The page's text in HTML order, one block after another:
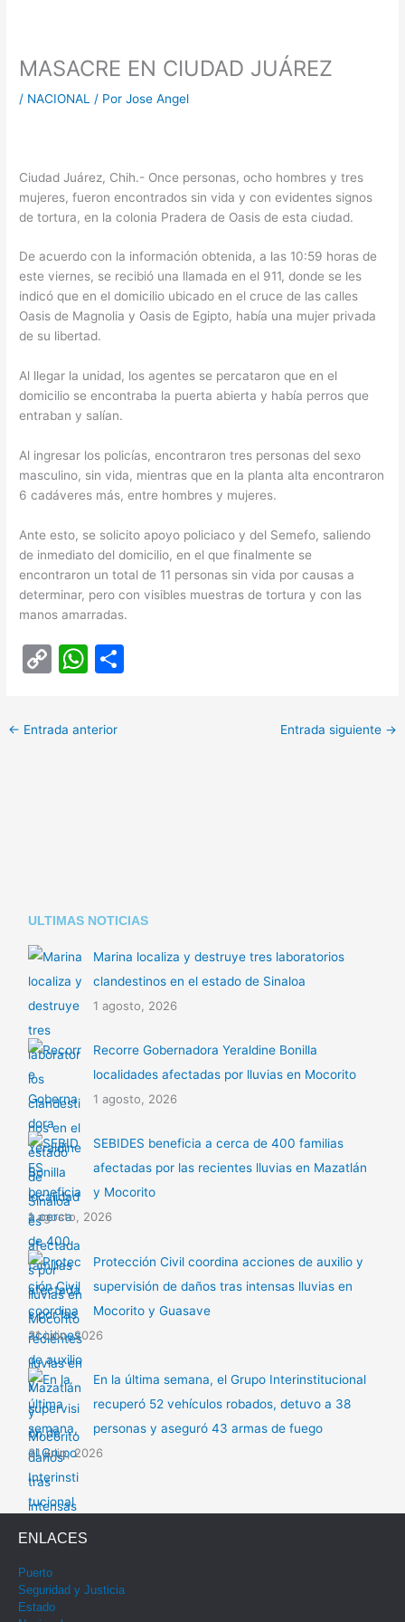
MASACRE EN CIUDAD JUÁREZ
/ NACIONAL / PorJose Angel
Ciudad Juárez, Chih.- Once personas, ocho hombres y tres
mujeres, fueron encontrados sin vida y con evidentes signos
de tortura, en la colonia Pradera de Oasis de esta ciudad.
De acuerdo con la información obtenida, a las 10:59 horas de
este viernes, se recibió una llamada en el 911, donde se les
indicó que en el domicilio ubicado en el cruce de las calles
Oasis de Magnolia y Oasis de Egipto, había una mujer privada
de su libertad.
Al llegar la unidad, los agentes se percataron que en el
domicilio se encontraba la puerta abierta y había perros que
entraban y salían.
Al ingresar los policías, encontraron tres personas del sexo
masculino, sin vida, mientras que en la planta alta encontraron
6 cadáveres más, entre hombres y mujeres.
Ante esto, se solicito apoyo policiaco y del Semefo, saliendo
de inmediato del domicilio, en el que finalmente se
encontraron un total de 11 personas sin vida por causas a
determinar, pero con visibles muestras de tortura y con las
manos amarradas.
C
p
y
W
at
s
← Entrada anterior Entrada siguiente →
ULTIMAS NOTICIAS
Marina localiza y destruye tres laboratorios
clandestinos en el estado de Sinaloa
1 agosto, 2026
Recorre Gobernadora Yeraldine Bonilla
localidades afectadas por lluvias en Mocorito
1 agosto, 2026
SEBIDES beneficia a cerca de 400 familias
afectadas por las recientes lluvias en Mazatlán
y Mocorito
1 agosto, 2026
Protección Civil coordina acciones de auxilio y
supervisión de daños tras intensas lluvias en
Mocorito y Guasave
31 julio, 2026
En la última semana, el Grupo Interinstitucional
recuperó 52 vehículos robados, detuvo a 38
personas y aseguró 43 armas de fuego
31 julio, 2026
ENLACES
Puerto
Seguridad y Justicia
Estado